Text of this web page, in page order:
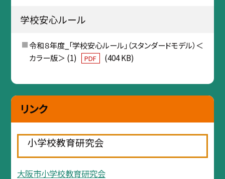
学校安心ルール
令和８年度_「学校安心ルール」（スタンダードモデル）＜
カラー版＞ (1)
PDF (404 KB)
リンク
小学校教育研究会
大阪市小学校教育研究会